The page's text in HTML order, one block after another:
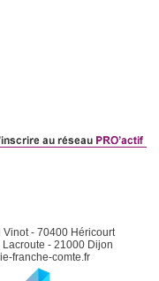
- 70400 Héricourt
- 21000 Dijon
franche-comte.fr